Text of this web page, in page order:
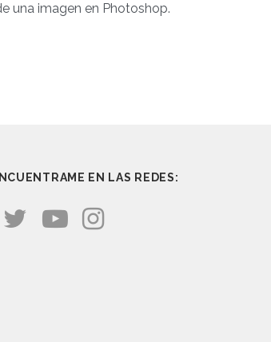
una imagen en Photoshop.
EN LAS REDES: